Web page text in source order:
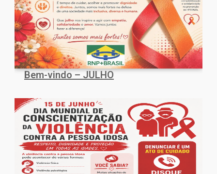
Bem-vindo – JULHO